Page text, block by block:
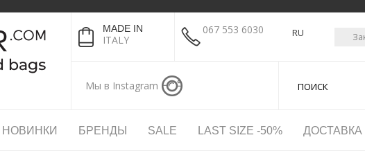
MADE IN
ITALY
067 553 6030
Мы в Instagram
RU
НОВИНКИ БРЕНДЫ SALE LAST SIZE -50%